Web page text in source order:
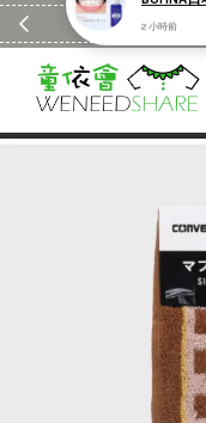
滿$1990送日
您的購